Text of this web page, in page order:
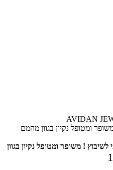
לשיבוץ ! משופר ומטופל נקיון בגוון